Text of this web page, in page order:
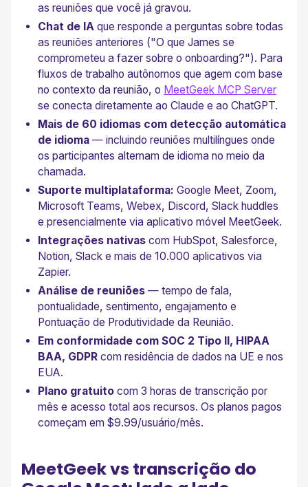
as reuniões que você já gravou.
Chat de IA que responde a perguntas sobre todas
as reuniões anteriores ("O que James se
comprometeu a fazer sobre o onboarding?"). Para
fluxos de trabalho autônomos que agem com base
no contexto da reunião, o MeetGeek MCP Server
se conecta diretamente ao Claude e ao ChatGPT.
Mais de 60 idiomas com detecção automática
de idioma — incluindo reuniões multilíngues onde
os participantes alternam de idioma no meio da
chamada.
Suporte multiplataforma: Google Meet, Zoom,
Microsoft Teams, Webex, Discord, Slack huddles
e presencialmente via aplicativo móvel MeetGeek.
Integrações nativas com HubSpot, Salesforce,
Notion, Slack e mais de 10.000 aplicativos via
Zapier.
Análise de reuniões — tempo de fala,
pontualidade, sentimento, engajamento e
Pontuação de Produtividade da Reunião.
Em conformidade com SOC 2 Tipo II, HIPAA
BAA, GDPR com residência de dados na UE e nos
EUA.
Plano gratuito com 3 horas de transcrição por
mês e acesso total aos recursos. Os planos pagos
começam em $9.99/usuário/mês.
MeetGeek vs transcrição do